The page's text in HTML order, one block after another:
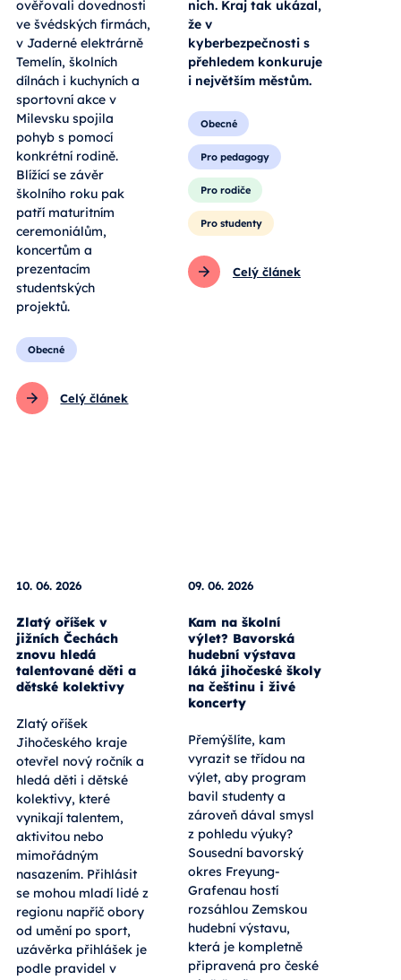
ověřovali dovednosti
ve švédských firmách,
v Jaderné elektrárně
Temelín, školních
dílnách i kuchyních a
sportovní akce v
Milevsku spojila
pohyb s pomocí
konkrétní rodině.
Blížící se závěr
školního roku pak
patří maturitním
ceremoniálům,
koncertům a
prezentacím
studentských
projektů.
Obecné
Celý článek
nich. Kraj tak ukázal,
že v
kyberbezpečnosti s
přehledem konkuruje
i největším městům.
Obecné
Pro pedagogy
Pro rodiče
Pro studenty
Celý článek
10. 06. 2026
Zlatý oříšek v
jižních Čechách
znovu hledá
talentované děti a
dětské kolektivy
Zlatý oříšek
Jihočeského kraje
otevřel nový ročník a
hledá děti i dětské
kolektivy, které
vynikají talentem,
aktivitou nebo
mimořádným
nasazením. Přihlásit
se mohou mladí lidé z
regionu napříč obory
od umění po sport,
uzávěrka přihlášek je
podle pravidel v
09. 06. 2026
Kam na školní
výlet? Bavorská
hudební výstava
láká jihočeské školy
na češtinu i živé
koncerty
Přemýšlíte, kam
vyrazit se třídou na
výlet, aby program
bavil studenty a
zároveň dával smysl
z pohledu výuky?
Sousední bavorský
okres Freyung-
Grafenau hostí
rozsáhlou Zemskou
hudební výstavu,
která je kompletně
připravená pro české